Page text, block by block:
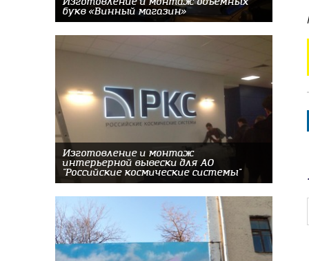
букв «Винный магазин»
Изготовление и монтаж
интерьерной вывески для АО
"Российские космические системы"